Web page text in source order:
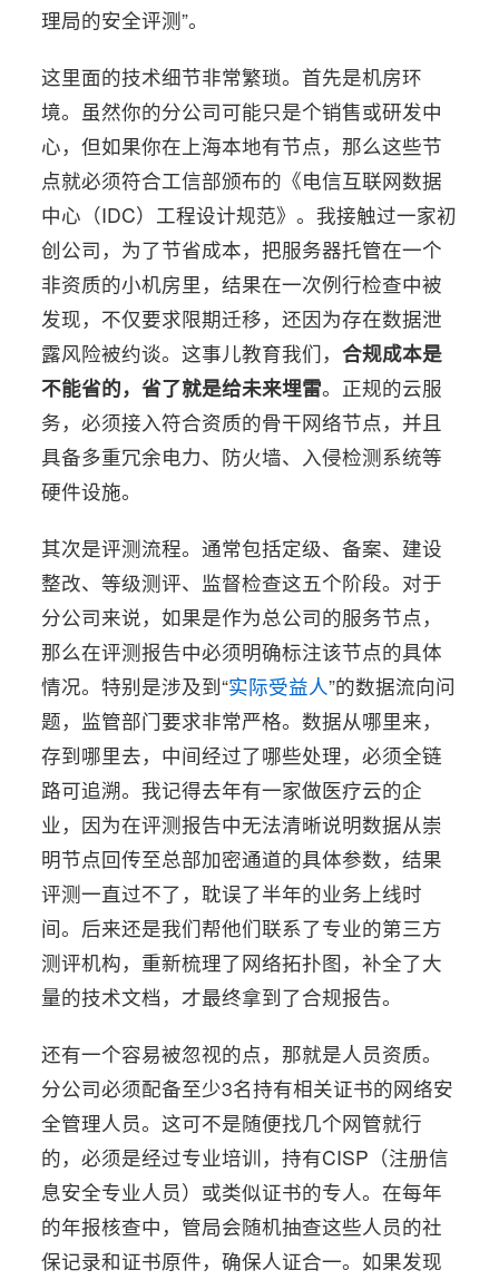
理局的安全评测”。
这里面的技术细节非常繁琐。首先是机房环
境。虽然你的分公司可能只是个销售或研发中
心，但如果你在上海本地有节点，那么这些节
点就必须符合工信部颁布的《电信互联网数据
中心（IDC）工程设计规范》。我接触过一家初
创公司，为了节省成本，把服务器托管在一个
非资质的小机房里，结果在一次例行检查中被
发现，不仅要求限期迁移，还因为存在数据泄
露风险被约谈。这事儿教育我们，合规成本是
不能省的，省了就是给未来埋雷。正规的云服
务，必须接入符合资质的骨干网络节点，并且
具备多重冗余电力、防火墙、入侵检测系统等
硬件设施。
其次是评测流程。通常包括定级、备案、建设
整改、等级测评、监督检查这五个阶段。对于
分公司来说，如果是作为总公司的服务节点，
那么在评测报告中必须明确标注该节点的具体
情况。特别是涉及到“实际受益人”的数据流向问
题，监管部门要求非常严格。数据从哪里来，
存到哪里去，中间经过了哪些处理，必须全链
路可追溯。我记得去年有一家做医疗云的企
业，因为在评测报告中无法清晰说明数据从崇
明节点回传至总部加密通道的具体参数，结果
评测一直过不了，耽误了半年的业务上线时
间。后来还是我们帮他们联系了专业的第三方
测评机构，重新梳理了网络拓扑图，补全了大
量的技术文档，才最终拿到了合规报告。
还有一个容易被忽视的点，那就是人员资质。
分公司必须配备至少3名持有相关证书的网络安
全管理人员。这可不是随便找几个网管就行
的，必须是经过专业培训，持有CISP（注册信
息安全专业人员）或类似证书的专人。在每年
的年报核查中，管局会随机抽查这些人员的社
保记录和证书原件，确保人证合一。如果发现